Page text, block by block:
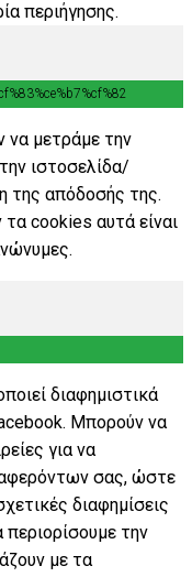
περιήγησης.
να μετράμε την
ιστοσελίδα/
της απόδοσής της.
cookies αυτά είναι
διαφημιστικά
Μπορούν να
για να
σας, ώστε
διαφημίσεις
την
με τα